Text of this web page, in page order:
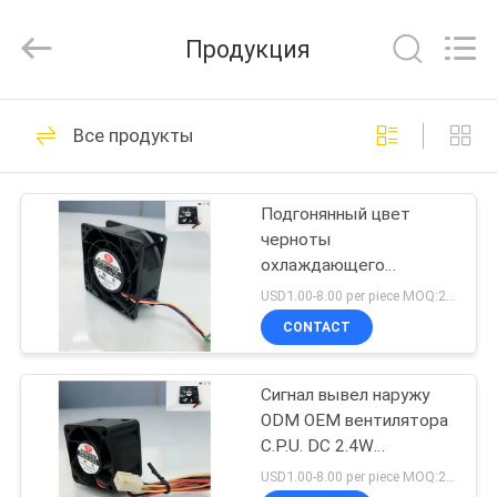
ДОМ
ПРОДУКТЫ
НАС
Electronics
Co.,Ltd.
Reserved.
Охлаждающий
вентилятор DC
81
Охлаждающий
вентилятор
35
Продукция
Все продукты
Подгонянный цвет
черноты
охлаждающего
вентилятора
80x80x25mm C.P.U. DC
для компьютера
USD1.00-8.00 per piece MOQ:2000 pcs
CONTACT
Сигнал вывел наружу
ODM OEM вентилятора
C.P.U. DC 2.4W
охлаждающих